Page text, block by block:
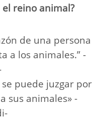
reino animal?
de una persona
a los animales.” -
puede juzgar por
sus animales» -